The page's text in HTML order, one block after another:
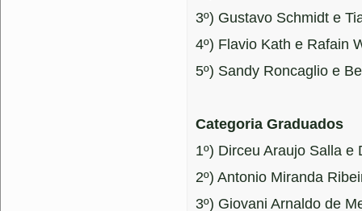
3º) Gustavo Schmidt e
4º) Flavio Kath e Rafain
5º) Sandy Roncaglio e
Categoria Graduados
1º) Dirceu Araujo Salla e
2º) Antonio Miranda
3º) Giovani Arnaldo de